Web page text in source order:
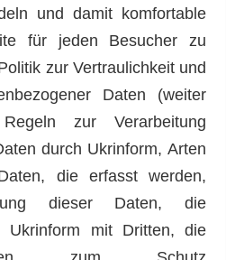
LEISTUNGEN
Abonnement
Fotobank
und damit komfortable
für jeden Besucher zu
zur Vertraulichkeit und
Daten (weiter
zur Verarbeitung
durch Ukrinform, Arten
die erfasst werden,
dieser Daten, die
Ukrinform mit Dritten, die